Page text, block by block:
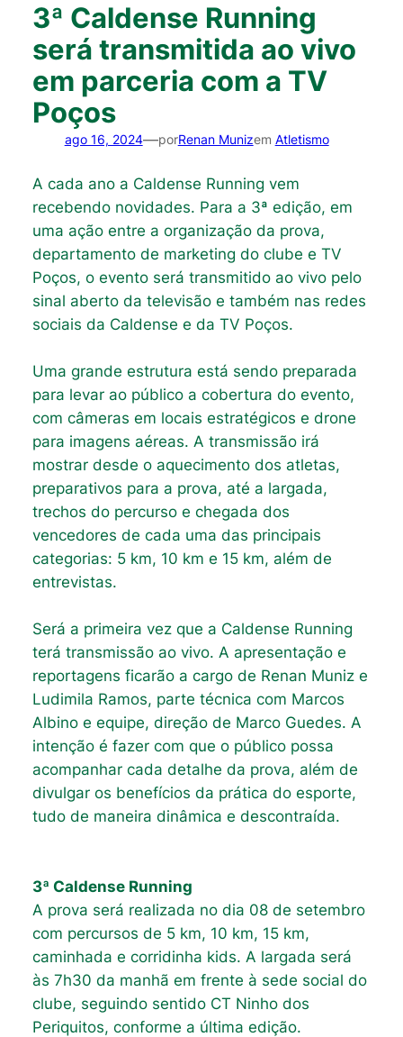
3ª Caldense Running
será transmitida ao vivo
em parceria com a TV
Poços
ago 16, 2024—porRenan Munizem Atletismo
A cada ano a Caldense Running vem
recebendo novidades. Para a 3ª edição, em
uma ação entre a organização da prova,
departamento de marketing do clube e TV
Poços, o evento será transmitido ao vivo pelo
sinal aberto da televisão e também nas redes
sociais da Caldense e da TV Poços.
Uma grande estrutura está sendo preparada
para levar ao público a cobertura do evento,
com câmeras em locais estratégicos e drone
para imagens aéreas. A transmissão irá
mostrar desde o aquecimento dos atletas,
preparativos para a prova, até a largada,
trechos do percurso e chegada dos
vencedores de cada uma das principais
categorias: 5 km, 10 km e 15 km, além de
entrevistas.
Será a primeira vez que a Caldense Running
terá transmissão ao vivo. A apresentação e
reportagens ficarão a cargo de Renan Muniz e
Ludimila Ramos, parte técnica com Marcos
Albino e equipe, direção de Marco Guedes. A
intenção é fazer com que o público possa
acompanhar cada detalhe da prova, além de
divulgar os benefícios da prática do esporte,
tudo de maneira dinâmica e descontraída.
3ª Caldense Running
A prova será realizada no dia 08 de setembro
com percursos de 5 km, 10 km, 15 km,
caminhada e corridinha kids. A largada será
às 7h30 da manhã em frente à sede social do
clube, seguindo sentido CT Ninho dos
Periquitos, conforme a última edição.